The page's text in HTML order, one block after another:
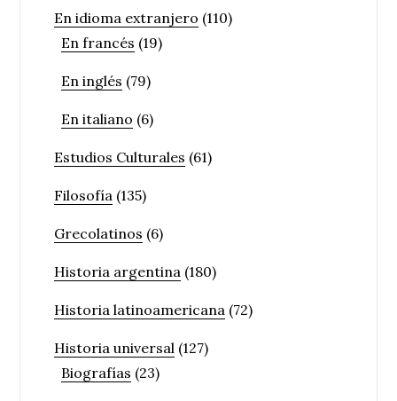
En idioma extranjero (110)
En francés (19)
En inglés (79)
En italiano (6)
Estudios Culturales (61)
Filosofía (135)
Grecolatinos (6)
Historia argentina (180)
Historia latinoamericana (72)
Historia universal (127)
Biografías (23)